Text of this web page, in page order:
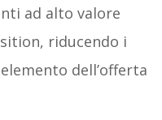
ad alto valore
riducendo i
dell’offerta